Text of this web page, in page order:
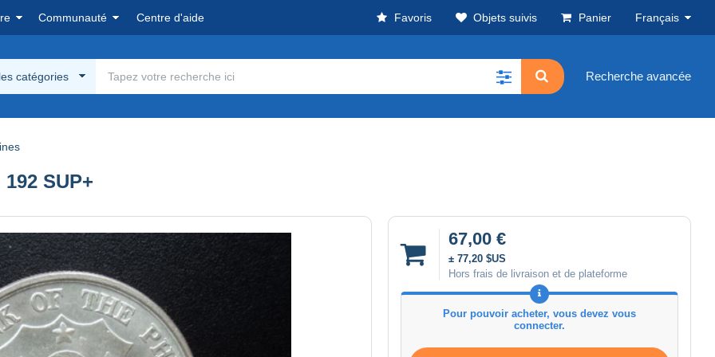
Communauté Centre d'aide Favoris Objets suivis Panier Français
catégories Recherche avancée
SUP+
67,00 €
± 77,20 $US
Hors frais de livraison et de plateforme
Pour pouvoir acheter, vous devez vous
connecter.